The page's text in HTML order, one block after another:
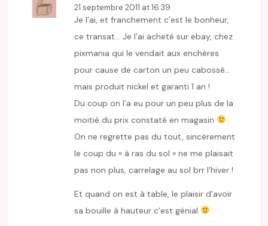
21 septembre 2011 at 16:39
Je l’ai, et franchement c’est le bonheur,
ce transat… Je l’ai acheté sur ebay, chez
pixmania qui le vendait aux enchères
pour cause de carton un peu cabossé…
mais produit nickel et garanti 1 an !
Du coup on l’a eu pour un peu plus de la
moitié du prix constaté en magasin
On ne regrette pas du tout, sincèrement
le coup du « à ras du sol » ne me plaisait
pas non plus, carrelage au sol brr l’hiver !
Et quand on est à table, le plaisir d’avoir
sa bouille à hauteur c’est génial